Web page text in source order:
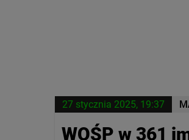
27 stycznia 2025, 19:37
WOŚP w 361